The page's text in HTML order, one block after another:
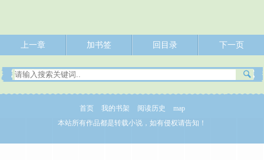
上一章 加书签 回目录 下一页
首页 我的书架 阅读历史
map
本站所有作品都是转载小说，如有侵权请告知！